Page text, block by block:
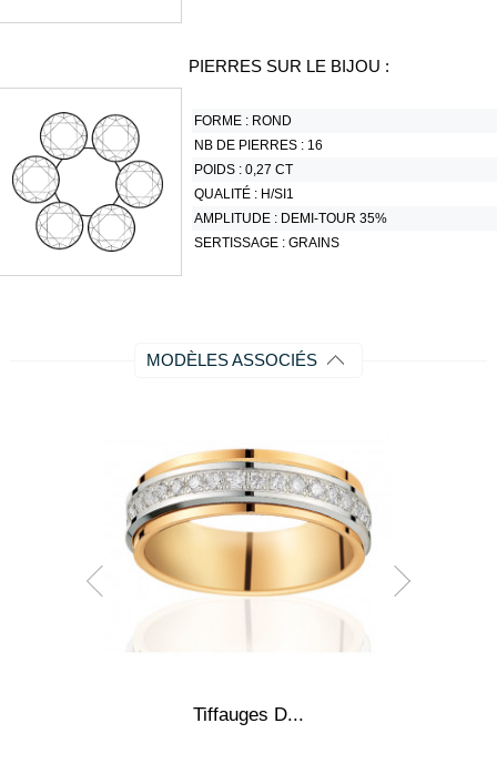
PIERRES SUR LE BIJOU :
FORME : ROND
NB DE PIERRES : 16
POIDS :0,27 CT
QUALITÉ : H/SI1
AMPLITUDE : DEMI-TOUR 35%
SERTISSAGE :GRAINS
MODÈLES ASSOCIÉS
Tiffauges D...